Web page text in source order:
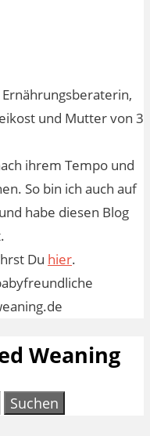
und Mutter von 3
ihrem Tempo und
So bin ich auch auf
habe diesen Blog
Du hier.
Weaning